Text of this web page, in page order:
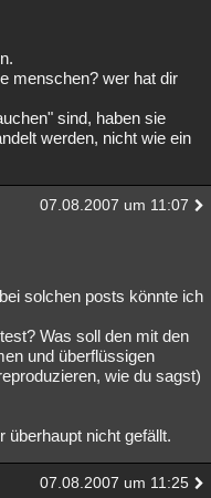
menschen? wer hat dir
sind, haben sie
werden, nicht wie ein
07.08.2007 um 11:07
solchen posts könnte ich
Was soll den mit den
und überflüssigen
wie du sagst)
überhaupt nicht gefällt.
07.08.2007 um 11:25